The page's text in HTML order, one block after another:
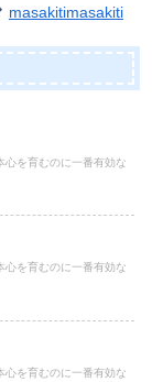
masakitimasakiti
心を育むのに一番有効な
心を育むのに一番有効な
心を育むのに一番有効な